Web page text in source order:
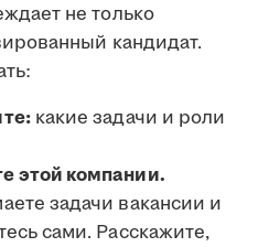
не только
кандидат.
какие задачи и роли
этой компании.
задачи вакансии и
сами. Расскажите,